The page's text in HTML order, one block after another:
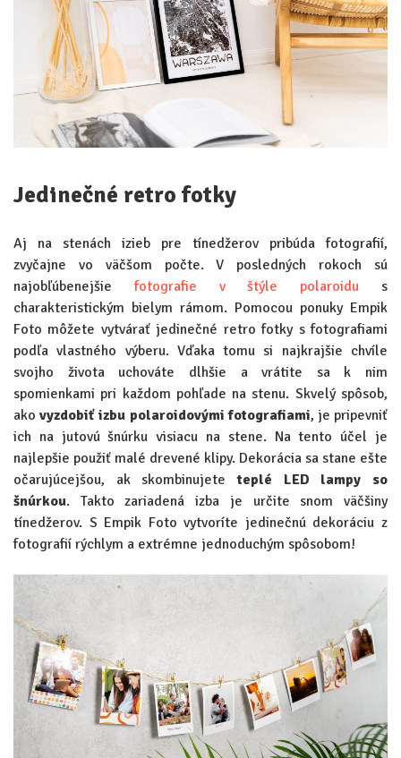
Jedinečné retro fotky
Aj na stenách izieb pre tínedžerov pribúda fotografií,
zvyčajne vo väčšom počte. V posledných rokoch sú
najobľúbenejšiefotografie v štýle polaroidu s
charakteristickým bielym rámom. Pomocou ponuky Empik
Foto môžete vytvárať jedinečné retro fotky s fotografiami
podľa vlastného výberu. Vďaka tomu si najkrajšie chvíle
svojho života uchováte dlhšie a vrátite sa k nim
spomienkami pri každom pohľade na stenu. Skvelý spôsob,
akovyzdobiť izbu polaroidovými fotografiami, je pripevniť
ich na jutovú šnúrku visiacu na stene. Na tento účel je
najlepšie použiť malé drevené klipy. Dekorácia sa stane ešte
očarujúcejšou, ak skombinujeteteplé LED lampy so
šnúrkou. Takto zariadená izba je určite snom väčšiny
tínedžerov. S Empik Foto vytvoríte jedinečnú dekoráciu z
fotografií rýchlym a extrémne jednoduchým spôsobom!